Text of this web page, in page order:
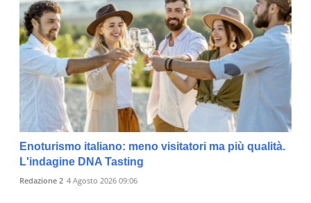
Enoturismo italiano: meno visitatori ma più qualità.
L'indagine DNA Tasting
Redazione 2 4 Agosto 2026 09:06